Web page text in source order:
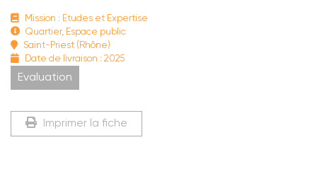
Mission : Etudes et Expertise
Quartier, Espace public
Saint-Priest (Rhône)
Date de livraison : 2025
Evaluation
Imprimer la fiche